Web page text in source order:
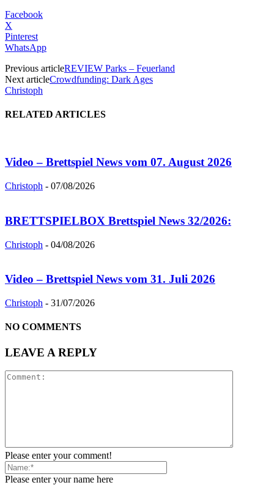
Facebook
X
Pinterest
WhatsApp
Previous articleREVIEW Parks – Feuerland
Next articleCrowdfunding: Dark Ages
Christoph
RELATED ARTICLES
Video – Brettspiel News vom 07. August 2026
Christoph - 07/08/2026
BRETTSPIELBOX Brettspiel News 32/2026:
Christoph - 04/08/2026
Video – Brettspiel News vom 31. Juli 2026
Christoph - 31/07/2026
NO COMMENTS
LEAVE A REPLY
Please enter your comment!
Please enter your name here